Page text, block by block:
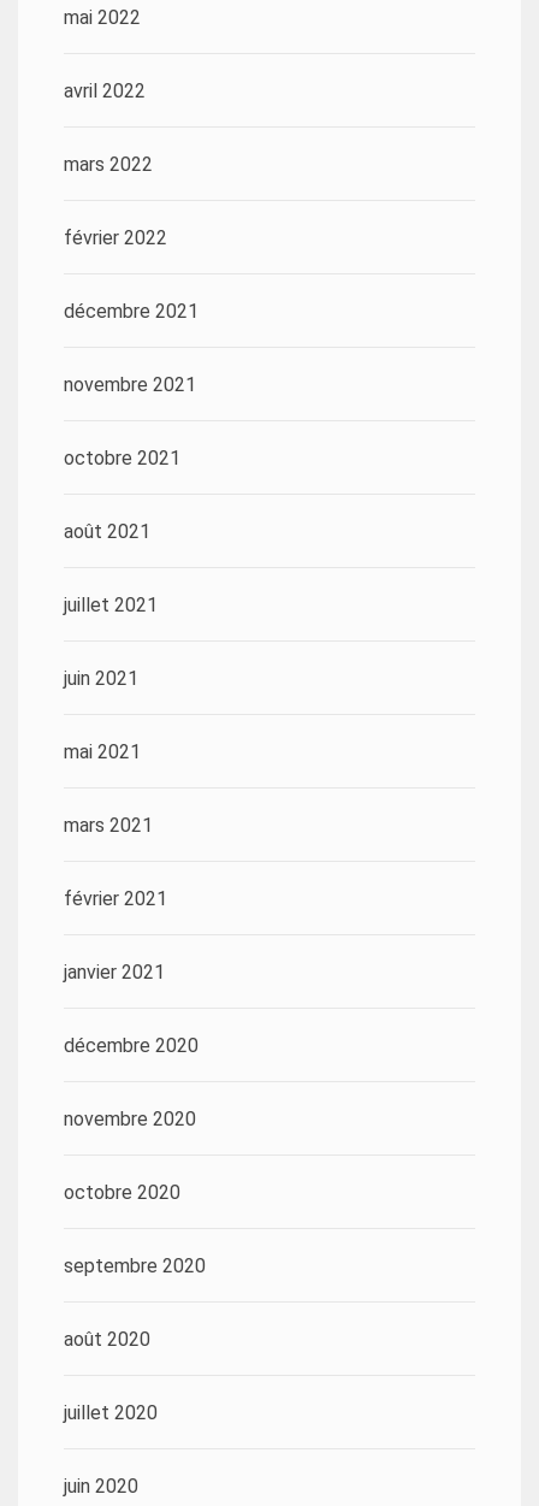
mai 2022
avril 2022
mars 2022
février 2022
décembre 2021
novembre 2021
octobre 2021
août 2021
juillet 2021
juin 2021
mai 2021
mars 2021
février 2021
janvier 2021
décembre 2020
novembre 2020
octobre 2020
septembre 2020
août 2020
juillet 2020
juin 2020